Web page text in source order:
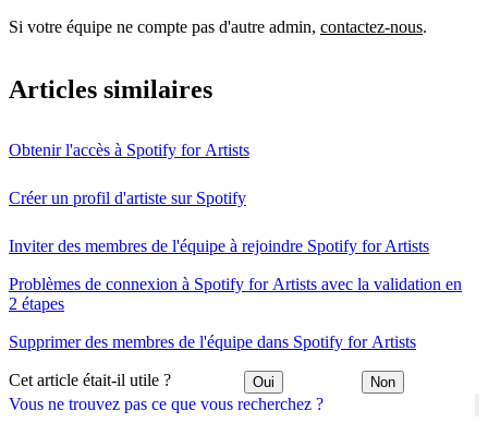
Vous ne trouvez pas ce que vous recherchez ?
Si votre équipe ne compte pas d'autre admin, contactez-nous.
Articles similaires
Obtenir l'accès à Spotify for Artists
Créer un profil d'artiste sur Spotify
Inviter des membres de l'équipe à rejoindre Spotify for Artists
Problèmes de connexion à Spotify for Artists avec la validation en
2 étapes
Supprimer des membres de l'équipe dans Spotify for Artists
Cet article était-il utile ? Oui Non